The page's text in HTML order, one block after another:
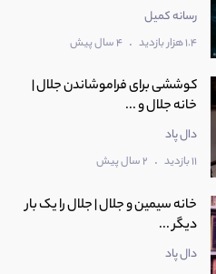
رسانه کمیل
1.4 هزار بازدید . 4 سال پیش
کوششی برای فراموشاندن جلال |
خانه جلال و ...
دال پاد
11 بازدید . 2 سال پیش
خانه سیمین و جلال | جلال را یک بار
دیگر ...
دال پاد